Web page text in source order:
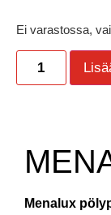
Ei varastossa,
Menalux